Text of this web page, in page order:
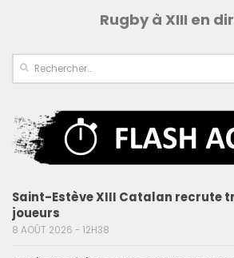
Rugby à XIII en
Saint-Estève XIII Catalan recrute
joueurs
8 AOÛT 2026 - 12H38